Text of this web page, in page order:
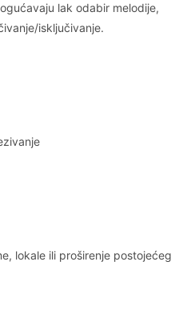
lak odabir melodije,
isključivanje.
lokale ili proširenje postojećeg